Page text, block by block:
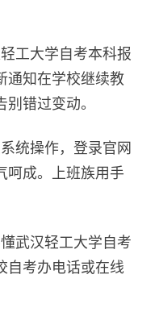
工大学自考本科报
通知在学校继续教
错过变动。
统操作，登录官网
呵成。上班族用手
武汉轻工大学自考
自考办电话或在线